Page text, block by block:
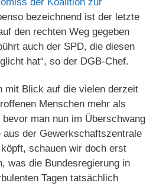
bezeichnend ist der letzte
den rechten Weg gegeben
auch der SPD, die diesen
hat“, so der DGB-Chef.
mit Blick auf die vielen derzeit
Menschen mehr als
man nun im Überschwang
aus der Gewerkschaftszentrale
schauen wir doch erst
was die Bundesregierung in
Tagen tatsächlich